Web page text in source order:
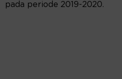
pada periode 2019-2020.